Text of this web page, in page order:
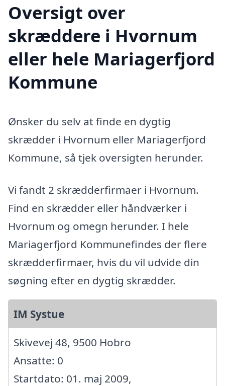
Oversigt over
skræddere i Hvornum
eller hele Mariagerfjord
Kommune
Ønsker du selv at finde en dygtig
skrædder i Hvornum eller Mariagerfjord
Kommune, så tjek oversigten herunder.
Vi fandt 2 skrædderfirmaer i Hvornum.
Find en skrædder eller håndværker i
Hvornum og omegn herunder. I hele
Mariagerfjord Kommunefindes der flere
skrædderfirmaer, hvis du vil udvide din
søgning efter en dygtig skrædder.
IM Systue
Skivevej 48, 9500 Hobro
Ansatte: 0
Startdato: 01. maj 2009,